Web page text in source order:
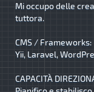
Mi occupo delle
tuttora.
CMS / Frameworks:
Yii, Laravel,
CAPACITÀ